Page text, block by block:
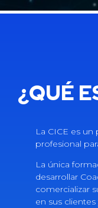
¿QUÉ
La CICE es
profesional
La única
desarrollar
comercializar
en sus